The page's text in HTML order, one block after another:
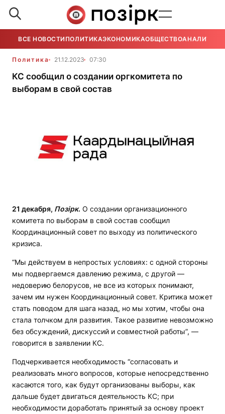
ВСЕ НОВОСТИ ПОЛИТИКАЭКОНОМИКАОБЩЕСТВОАНАЛИТИКА
Политика 21.12.2023 07:30
КС сообщил о создании оргкомитета по
выборам в свой состав
21 декабря, Позірк. О создании организационного
комитета по выборам в свой состав сообщил
Координационный совет по выходу из политического
кризиса.
“Мы действуем в непростых условиях: с одной стороны
мы подвергаемся давлению режима, с другой —
недоверию белорусов, не все из которых понимают,
зачем им нужен Координационный совет. Критика может
стать поводом для шага назад, но мы хотим, чтобы она
стала толчком для развития. Такое развитие невозможно
без обсуждений, дискуссий и совместной работы”, —
говорится в заявлении КС.
Подчеркивается необходимость “согласовать и
реализовать много вопросов, которые непосредственно
касаются того, как будут организованы выборы, как
дальше будет двигаться деятельность КС; при
необходимости доработать принятый за основу проект